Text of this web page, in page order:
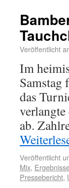
Veröffentlicht
Im
Samstag
das
ab.
Veröffentlicht
Mix,
Pressebericht,